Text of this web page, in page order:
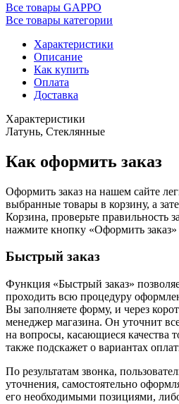
Все товары GAPPO
Все товары категории
Характеристики
Описание
Как купить
Оплата
Доставка
Характеристики
Латунь, Стеклянные
Как оформить заказ
Оформить заказ на нашем сайте
выбранные товары в корзину, а
Корзина, проверьте правильность
нажмите кнопку «Оформить
Быстрый заказ
Функция «Быстрый заказ»
проходить всю процедуру
Вы заполняете форму, и через
менеджер магазина. Он уточнит
на вопросы, касающиеся качества
также подскажет о вариантах
По результатам звонка,
уточнения, самостоятельно
его необходимыми позициями,